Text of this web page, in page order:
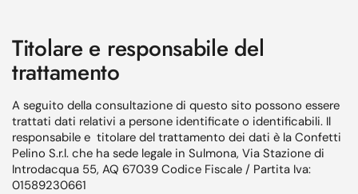
Titolare e responsabile del
trattamento
A seguito della consultazione di questo sito possono essere
trattati dati relativi a persone identificate o identificabili. Il
responsabile e titolare del trattamento dei dati è la Confetti
Pelino S.r.l. che ha sede legale in Sulmona, Via Stazione di
Introdacqua 55, AQ 67039 Codice Fiscale / Partita Iva:
01589230661